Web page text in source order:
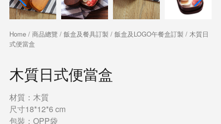
Home/ 商品總覽 / 飯盒及餐具訂製 / 飯盒及LOGO午餐盒訂製 / 木質日
式便當盒
木質日式便當盒
材質：木質
尺寸18*12*6 cm
包裝：OPP袋